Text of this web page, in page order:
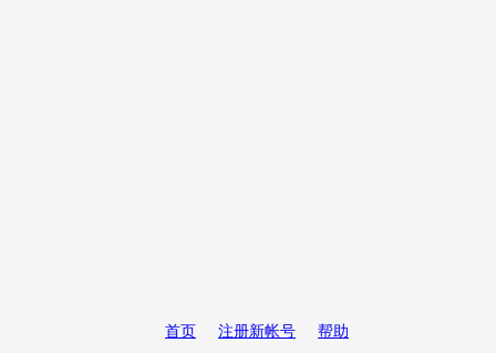
首页 注册新帐号 帮助